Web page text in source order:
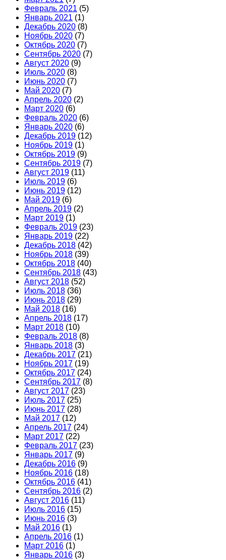
Февраль 2021 (5)
Январь 2021 (1)
Декабрь 2020 (8)
Ноябрь 2020 (7)
Октябрь 2020 (7)
Сентябрь 2020 (7)
Август 2020 (9)
Июль 2020 (8)
Июнь 2020 (7)
Май 2020 (7)
Апрель 2020 (2)
Март 2020 (6)
Февраль 2020 (6)
Январь 2020 (6)
Декабрь 2019 (12)
Ноябрь 2019 (1)
Октябрь 2019 (9)
Сентябрь 2019 (7)
Август 2019 (11)
Июль 2019 (6)
Июнь 2019 (12)
Май 2019 (6)
Апрель 2019 (2)
Март 2019 (1)
Февраль 2019 (23)
Январь 2019 (22)
Декабрь 2018 (42)
Ноябрь 2018 (39)
Октябрь 2018 (40)
Сентябрь 2018 (43)
Август 2018 (52)
Июль 2018 (36)
Июнь 2018 (29)
Май 2018 (16)
Апрель 2018 (17)
Март 2018 (10)
Февраль 2018 (8)
Январь 2018 (3)
Декабрь 2017 (21)
Ноябрь 2017 (19)
Октябрь 2017 (24)
Сентябрь 2017 (8)
Август 2017 (23)
Июль 2017 (25)
Июнь 2017 (28)
Май 2017 (12)
Апрель 2017 (24)
Март 2017 (22)
Февраль 2017 (23)
Январь 2017 (9)
Декабрь 2016 (9)
Ноябрь 2016 (18)
Октябрь 2016 (41)
Сентябрь 2016 (2)
Август 2016 (11)
Июль 2016 (15)
Июнь 2016 (3)
Май 2016 (1)
Апрель 2016 (1)
Март 2016 (1)
Январь 2016 (3)